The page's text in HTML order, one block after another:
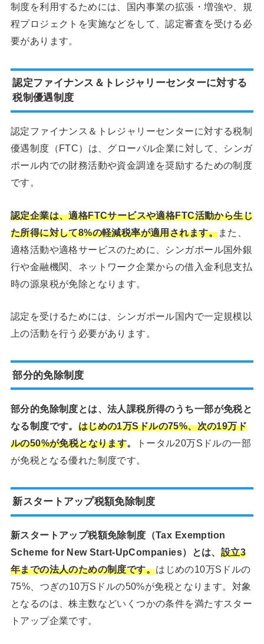
制度を利用するためには、国内事業の拡張・増強や、規
程プロジェクトを実施などをして、認定審査を受ける必
要があります。
認定ファイナンス＆トレジャリーセンターに対する
税制優遇制度
認定ファイナンス＆トレジャリーセンターに対する税制
優遇制度（FTC）は、グローバル企業に対して、シンガ
ポール内での財務活動や資金調達を奨励するための制度
です。
認定企業は、適格FTCサービスや適格FTC活動から生じ
た所得に対して8%の軽減税率が適用されます。また、
適格活動や適格サービスのために、シンガポール国外銀
行や金融機関、ネットワーク企業からの借入金利息支払
時の源泉税が免除となります。
認定を受けるためには、シンガポール国内で一定規模以
上の活動を行う必要があります。
部分的免除制度
部分的免除制度とは、法人課税所得のうち一部が免税と
なる制度です。 はじめの1万Sドルの75%、次の19万ド
ルの50%が免税となります。
トータル20万Sドルの一部
が免税となる優れた制度です。
新スタートアップ税額免除制度
新スタートアップ税額免除制度（Tax Exemption
Scheme for New Start-UpCompanies）とは、 設立3
年までの法人のための制度です。はじめの10万Sドルの
75%、つぎの10万Sドルの50%が免税となります。対象
となるのは、株主数などいくつかの条件を満たすスター
トアップ企業です。